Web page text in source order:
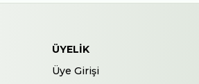
ÜYELIK
Üye Girişi